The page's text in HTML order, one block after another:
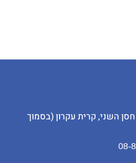
השני, קרית עקרון (בסמוך